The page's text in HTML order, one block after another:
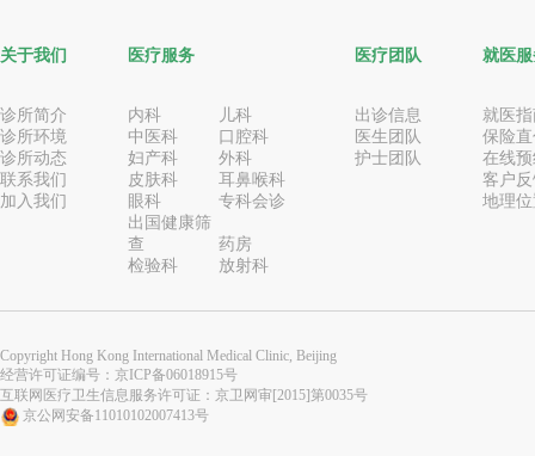
关于我们
诊所简介
诊所环境
诊所动态
联系我们
加入我们
医疗服务
内科
儿科
中医科
口腔科
妇产科
外科
皮肤科
耳鼻喉科
眼科
专科会诊
出国健康筛
查
药房
检验科
放射科
医疗团队
出诊信息
医生团队
护士团队
就医
就医
保险
在线
客户
地理
Copyright Hong Kong International Medical Clinic, Beijing
经营许可证编号： 京ICP备06018915号
互联网医疗卫生信息服务许可证：京卫网审[2015]第0035号
京公网安备11010102007413号